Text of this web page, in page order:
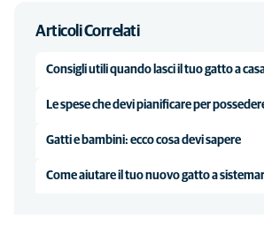
Articoli Correlati
Consigli utili quando lasci il tuo gatto a
Le spese che devi pianificare per
Gatti e bambini: ecco cosa devi sapere
Come aiutare il tuo nuovo gatto a